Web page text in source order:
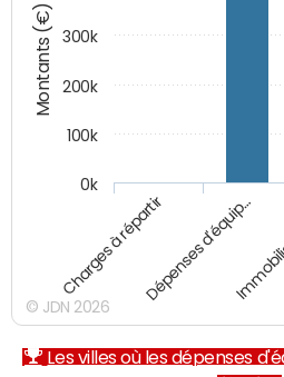
Montants (€)
Charges à répartirDépenses d'équip…
0k
100k
200k
300k
© JDN 2026
Les villes où les dépenses